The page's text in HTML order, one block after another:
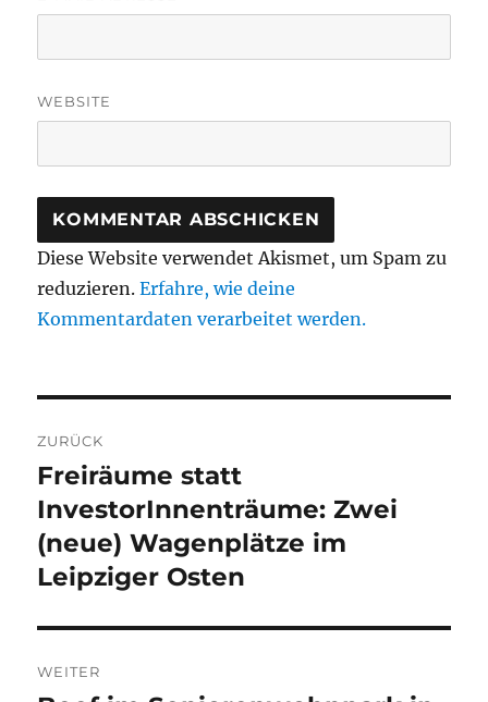
WEBSITE
Diese Website verwendet Akismet, um Spam zu
reduzieren.Erfahre, wie deine
Kommentardaten verarbeitet werden.
ZURÜCK
Vorheriger
Beitrag:
Freiräume statt
InvestorInnenträume: Zwei
(neue) Wagenplätze im
Leipziger Osten
WEITER